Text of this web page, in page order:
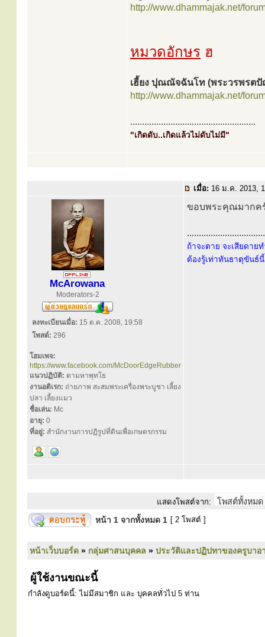
http://www.dhammajak.net/
หมวดอักษร ฮ
เฮี้ยง ปุณณัจฉันโท (พระวรพรต
http://www.dhammajak.net/
.....................................................
"เกิดดับ..เกิดแล้วไม่ดับไม่มี"
เมื่อ: 16 ม.ค. 2013,
McArowana
Moderators-2
ลงทะเบียนเมื่อ: 15 ต.ค. 2008, 19:58
โพสต์: 296
โฮมเพจ:
https://www.facebook.com/McDoorEdgeRubber
แนวปฏิบัติ: ตามหาพุทโธ
งานอดิเรก: ถ่ายภาพ สะสมพระเครื่องพระบูชา เลี้ยง
ปลา เลี้ยงแมว
ชื่อเล่น: Mc
อายุ: 0
ที่อยู่: สำนักงานการปฏิรูปที่ดินเพื่อเกษตรกรรม
ขอบพระคุณมากครั
ถ้าจะตาย จะเสียดาย
ต้องรู้เท่าทันธาตุขันธ์
แสดงโพสต์จาก:
หน้า 1 จากทั้งหมด 1 [ 2 โพสต์ ]
หน้าเว็บบอร์ด » กลุ่มศาสนบุคคล » ประวัติและปฏิปทาของครูบาอ
ผู้ใช้งานขณะนี้
กำลังดูบอร์ดนี้: ไม่มีสมาชิก และ บุคคลทั่วไป 5 ท่าน